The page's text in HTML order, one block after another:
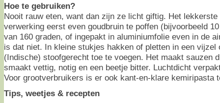
Hoe te gebruiken?
Nooit rauw eten, want dan zijn ze licht giftig. Het
verwerking eerst even goudbruin te poffen (bijvoorbeeld
van 160 graden, of ingepakt in aluminiumfolie even in de
is dat niet. In kleine stukjes hakken of pletten in een vijzel
(Indische) stoofgerecht toe te voegen. Het maakt sauzen
smaakt vettig, notig en een beetje bitter. Luchtdicht
Voor grootverbruikers is er ook kant-en-klare kemiripasta
Tips, weetjes & recepten